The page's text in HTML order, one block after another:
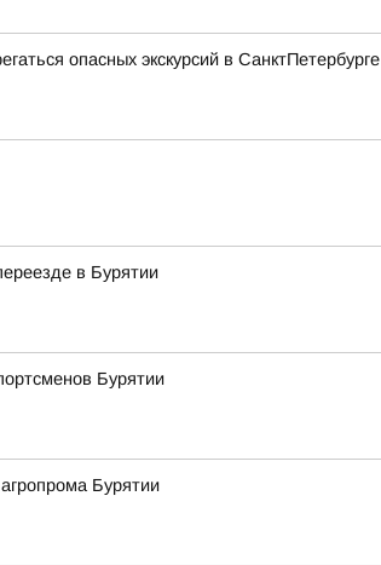
опасных экскурсий в СанктПетербурге
в Бурятии
Бурятии
Бурятии